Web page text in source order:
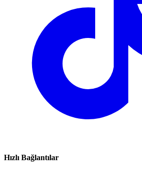
Hızlı Bağlantılar